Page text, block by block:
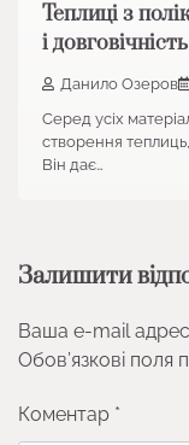
Теплиці з
і довговічність
Данило Озеров
Серед усіх
створення
Він дає…
Залишити
Ваша e-mail
Обов’язкові поля
Коментар *